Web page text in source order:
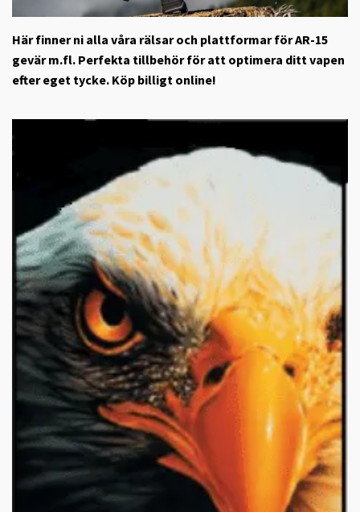
Här finner ni alla våra rälsar och plattformar för AR-15
gevär m.fl. Perfekta tillbehör för att optimera ditt vapen
efter eget tycke. Köp billigt online!